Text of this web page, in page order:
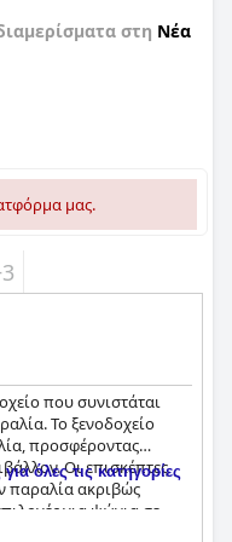
στη Νέα
μας.
που συνιστάται
Το ξενοδοχείο
προσφέροντας
Οι επισκέπτες
παραλία ακριβώς
για ψώνια σε
είναι
όλες τις κατηγορίες